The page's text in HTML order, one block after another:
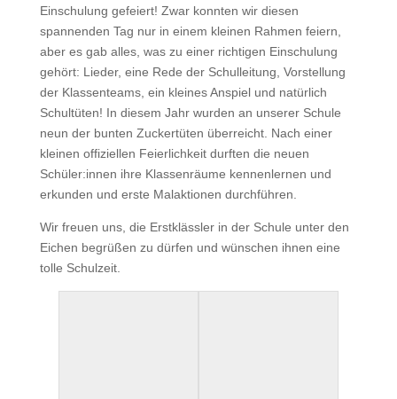
Einschulung gefeiert! Zwar konnten wir diesen
spannenden Tag nur in einem kleinen Rahmen feiern,
aber es gab alles, was zu einer richtigen Einschulung
gehört: Lieder, eine Rede der Schulleitung, Vorstellung
der Klassenteams, ein kleines Anspiel und natürlich
Schultüten! In diesem Jahr wurden an unserer Schule
neun der bunten Zuckertüten überreicht. Nach einer
kleinen offiziellen Feierlichkeit durften die neuen
Schüler:innen ihre Klassenräume kennenlernen und
erkunden und erste Malaktionen durchführen.
Wir freuen uns, die Erstklässler in der Schule unter den
Eichen begrüßen zu dürfen und wünschen ihnen eine
tolle Schulzeit.